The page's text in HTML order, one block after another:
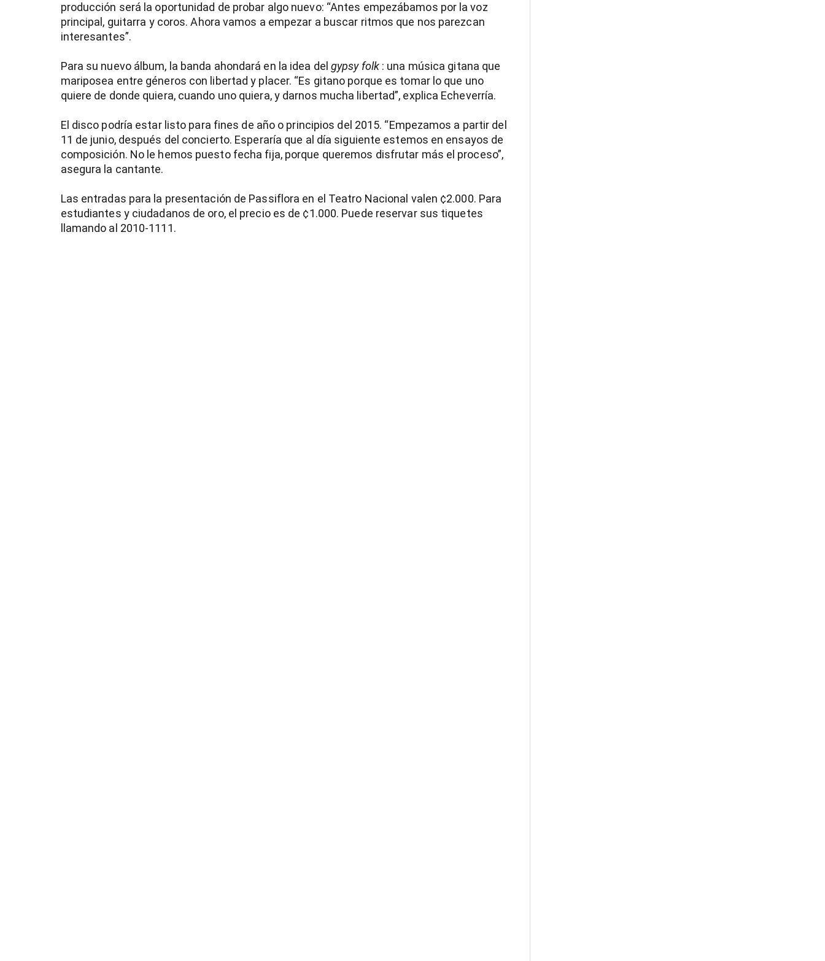
producción será la oportunidad de probar algo nuevo: “Antes empezábamos por la voz
principal, guitarra y coros. Ahora vamos a empezar a buscar ritmos que nos parezcan
interesantes”.
Para su nuevo álbum, la banda ahondará en la idea del gypsy folk: una música gitana que
mariposea entre géneros con libertad y placer. “Es gitano porque es tomar lo que uno
quiere de donde quiera, cuando uno quiera, y darnos mucha libertad”, explica Echeverría.
El disco podría estar listo para fines de año o principios del 2015. “Empezamos a partir del
11 de junio, después del concierto. Esperaría que al día siguiente estemos en ensayos de
composición. No le hemos puesto fecha fija, porque queremos disfrutar más el proceso”,
asegura la cantante.
Las entradas para la presentación de Passiflora en el Teatro Nacional valen ¢2.000. Para
estudiantes y ciudadanos de oro, el precio es de ¢1.000. Puede reservar sus tiquetes
llamando al 2010-1111.